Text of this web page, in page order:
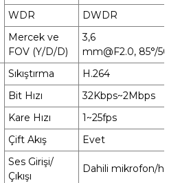
WDR
DWDR
Mercek ve
FOV (Y/D/D)
3,6
mm@F2.0, 85°/
Sıkıştırma
H.264
Bit Hızı
32Kbps~2Mbps
Kare Hızı
1~25fps
Çift Akış
Evet
Ses Girişi/
Çıkışı
Dahili mikrofon/